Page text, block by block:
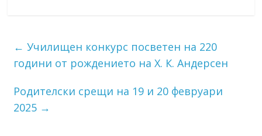
← Училищен конкурс посветен на 220
години от рождението на Х. К. Андерсен
Родителски срещи на 19 и 20 февруари
2025 →